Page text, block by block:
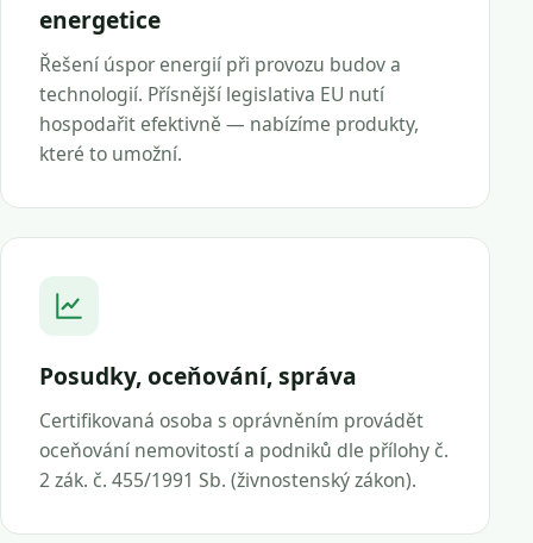
energetice
Řešení úspor energií při provozu budov a
technologií. Přísnější legislativa EU nutí
hospodařit efektivně — nabízíme produkty,
které to umožní.
Posudky, oceňování, správa
Certifikovaná osoba s oprávněním provádět
oceňování nemovitostí a podniků dle přílohy č.
2 zák. č. 455/1991 Sb. (živnostenský zákon).